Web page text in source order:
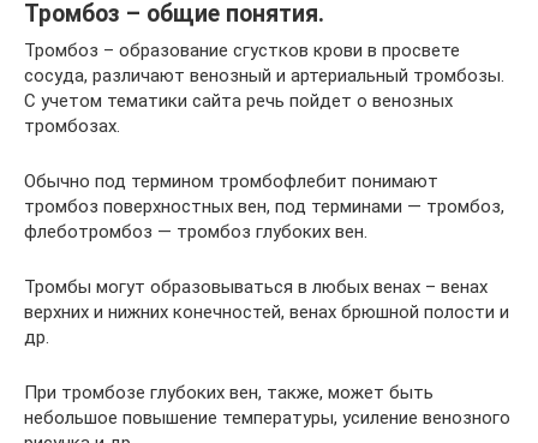
Тромбоз – общие понятия.
Тромбоз – образование сгустков крови в просвете
сосуда, различают венозный и артериальный тромбозы.
С учетом тематики сайта речь пойдет о венозных
тромбозах.
Обычно под термином тромбофлебит понимают
тромбоз поверхностных вен, под терминами — тромбоз,
флеботромбоз — тромбоз глубоких вен.
Тромбы могут образовываться в любых венах – венах
верхних и нижних конечностей, венах брюшной полости и
др.
При тромбозе глубоких вен, также, может быть
небольшое повышение температуры, усиление венозного